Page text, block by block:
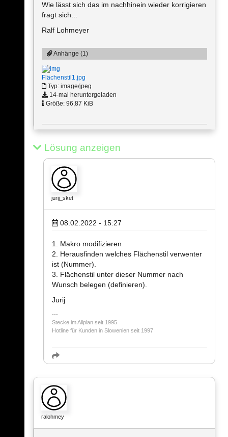
Wie lässt sich das im nachhinein wieder korrigieren
fragt sich...
Ralf Lohmeyer
Anhänge (1)
Flächenstil1.jpg
Typ: image/jpeg
14-mal heruntergeladen
Größe: 96,87 KiB
Lösung anzeigen
jurij_sket
08.02.2022 - 15:27
1. Makro modifizieren
2. Herausfinden welches Flächenstil verwenter
ist (Nummer).
3. Flächenstil unter dieser Nummer nach
Wunsch belegen (definieren).
Jurij
Stecke im Allplan seit 1995
Hotline für Kunden in Slowenien seit 1997
ralohmey